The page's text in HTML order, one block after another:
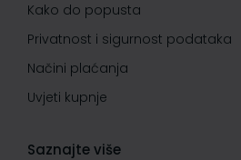
Kako do popusta
Privatnost i sigurnost podataka
Načini plaćanja
Uvjeti kupnje
Saznajte više